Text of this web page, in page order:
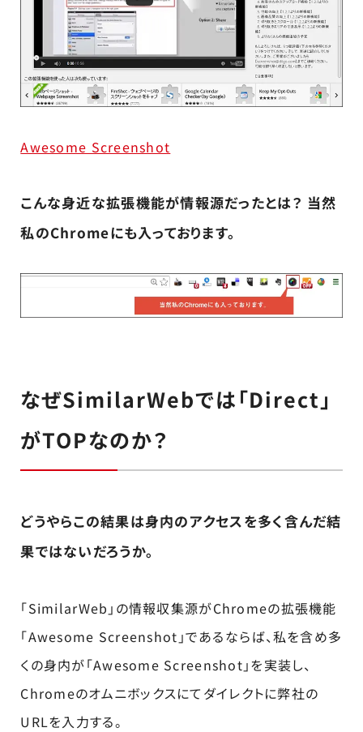
Awesome Screenshot
こんな身近な拡張機能が情報源だったとは？ 当然
私のChromeにも入っております。
なぜSimilarWebでは「Direct」
がTOPなのか？
どうやらこの結果は身内のアクセスを多く含んだ結
果ではないだろうか。
「SimilarWeb」の情報収集源がChromeの拡張機能
「Awesome Screenshot」であるならば、私を含め多
くの身内が「Awesome Screenshot」を実装し、
Chromeのオムニボックスにてダイレクトに弊社の
URLを入力する。